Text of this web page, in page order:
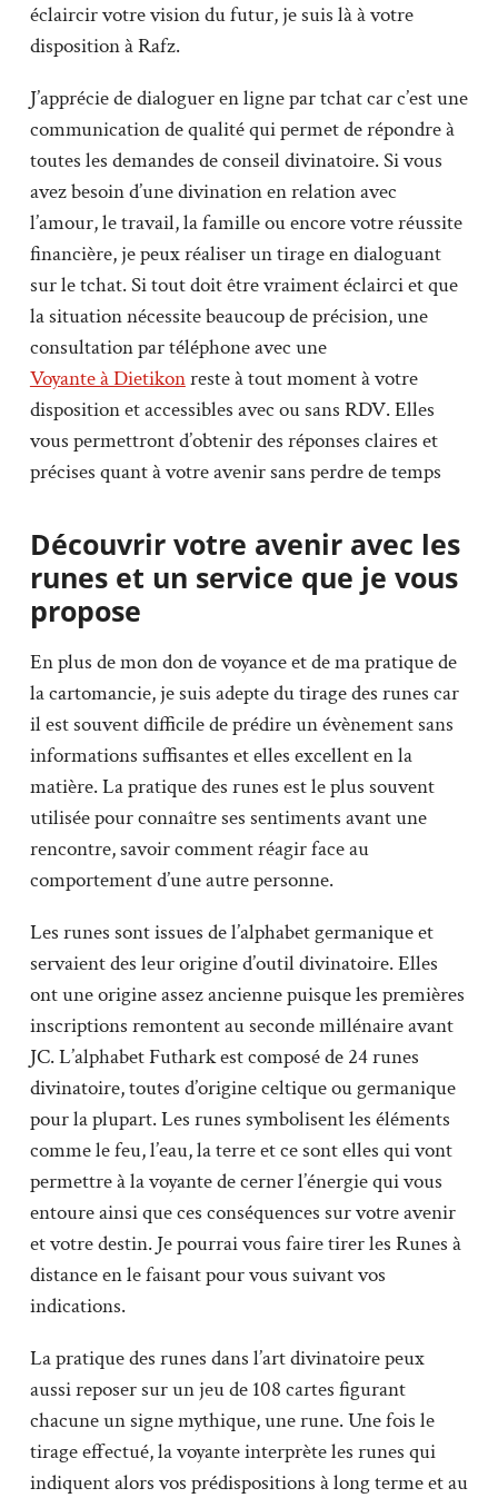
éclaircir votre vision du futur, je suis là à votre
disposition à Rafz.
J’apprécie de dialoguer en ligne par tchat car c’est une
communication de qualité qui permet de répondre à
toutes les demandes de conseil divinatoire. Si vous
avez besoin d’une divination en relation avec
l’amour, le travail, la famille ou encore votre réussite
financière, je peux réaliser un tirage en dialoguant
sur le tchat. Si tout doit être vraiment éclairci et que
la situation nécessite beaucoup de précision, une
consultation par téléphone avec une
Voyante à Dietikonreste à tout moment à votre
disposition et accessibles avec ou sans RDV. Elles
vous permettront d’obtenir des réponses claires et
précises quant à votre avenir sans perdre de temps
Découvrir votre avenir avec les
runes et un service que je vous
propose
En plus de mon don de voyance et de ma pratique de
la cartomancie, je suis adepte du tirage des runes car
il est souvent difficile de prédire un évènement sans
informations suffisantes et elles excellent en la
matière. La pratique des runes est le plus souvent
utilisée pour connaître ses sentiments avant une
rencontre, savoir comment réagir face au
comportement d’une autre personne.
Les runes sont issues de l’alphabet germanique et
servaient des leur origine d’outil divinatoire. Elles
ont une origine assez ancienne puisque les premières
inscriptions remontent au seconde millénaire avant
JC. L’alphabet Futhark est composé de 24 runes
divinatoire, toutes d’origine celtique ou germanique
pour la plupart. Les runes symbolisent les éléments
comme le feu, l’eau, la terre et ce sont elles qui vont
permettre à la voyante de cerner l’énergie qui vous
entoure ainsi que ces conséquences sur votre avenir
et votre destin. Je pourrai vous faire tirer les Runes à
distance en le faisant pour vous suivant vos
indications.
La pratique des runes dans l’art divinatoire peux
aussi reposer sur un jeu de 108 cartes figurant
chacune un signe mythique, une rune. Une fois le
tirage effectué, la voyante interprète les runes qui
indiquent alors vos prédispositions à long terme et au